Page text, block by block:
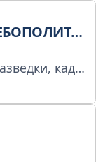
Полковник советской разведки, кадровый китаевед. Искренне и глубоко, взглядом сверху в полноте и целостности — о настоящем и будущем России и Мира на переломе эпох. https://devyatov.su/